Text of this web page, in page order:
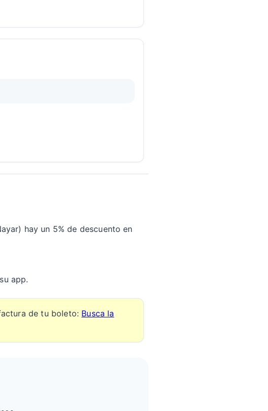
hay un 5% de descuento en
app.
de tu boleto: Busca la